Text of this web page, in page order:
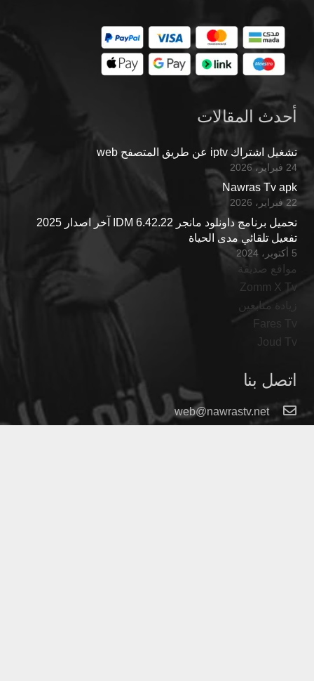
أحدث المقالات
تشغيل اشتراك iptv عن طريق المتصفح web
24 فبراير، 2026
Nawras Tv apk
22 فبراير، 2026
تحميل برنامج داونلود مانجر IDM 6.42.22 آخر اصدار 2025
تفعيل تلقائي مدى الحياة
5 أكتوبر، 2024
مواقع صديقة
Zomm X Tv
زيادة متابعين
Fares Tv
Joud Tv
اتصل بنا
web@nawrastv.net